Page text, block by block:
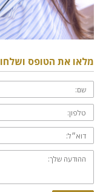
מלאו את הטופס ושלחו
שם:
טלפון:
דוא״ל:
ההודעה
שלך: